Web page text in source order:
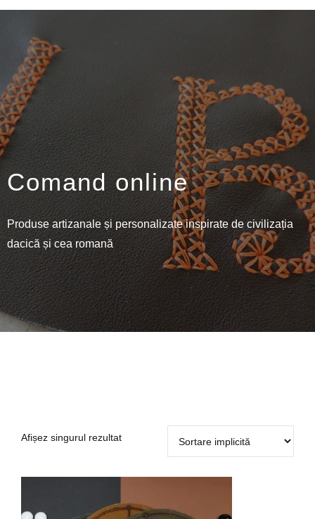
Comand online
Produse artizanale și personalizate inspirate de civilizația
dacică și cea romană
Afișez singurul rezultat